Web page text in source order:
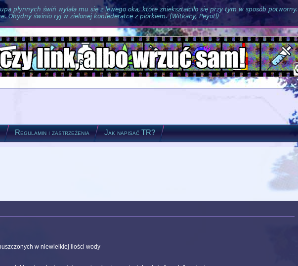
płynnych świń wylała mu się z lewego oka, które zniekształciło się przy tym w sposób potworny.
Ohydny świnio ryj w zielonej konfederatce z piórkiem. (Witkacy, Peyotl)
Regulamin i zastrzeżenia Jak napisać TR?
w niewielkiej ilości wody